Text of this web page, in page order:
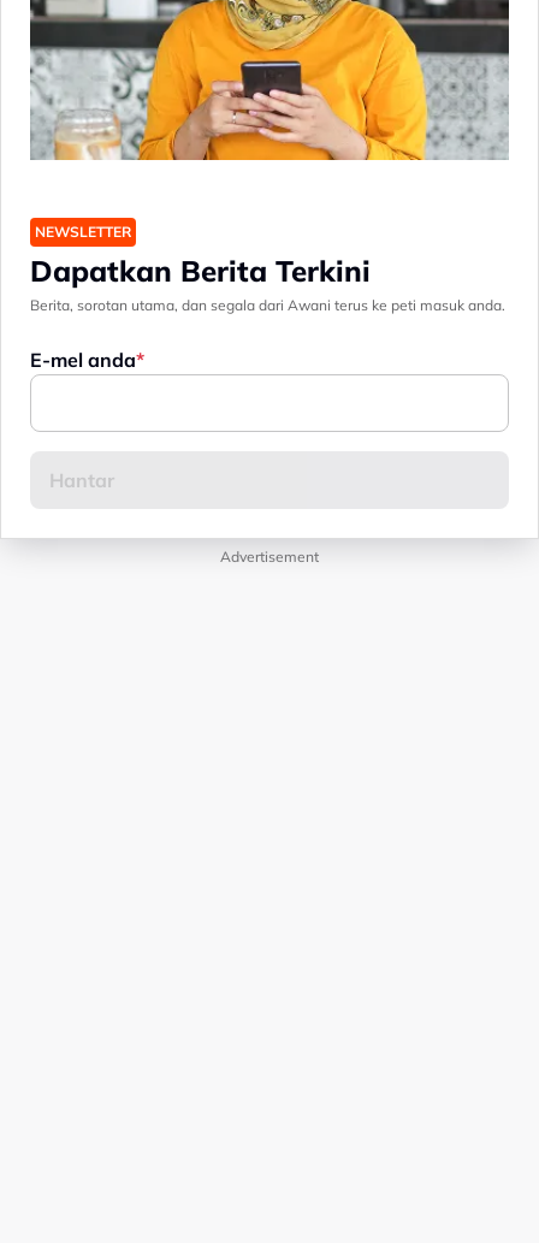
NEWSLETTER
Dapatkan Berita Terkini
Berita, sorotan utama, dan segala dari Awani terus ke peti masuk anda.
E-mel anda
Advertisement